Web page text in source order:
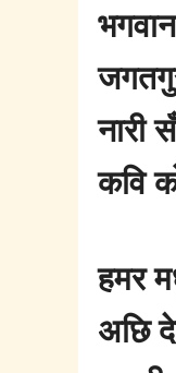
नारी
कवि
हमर
अछि